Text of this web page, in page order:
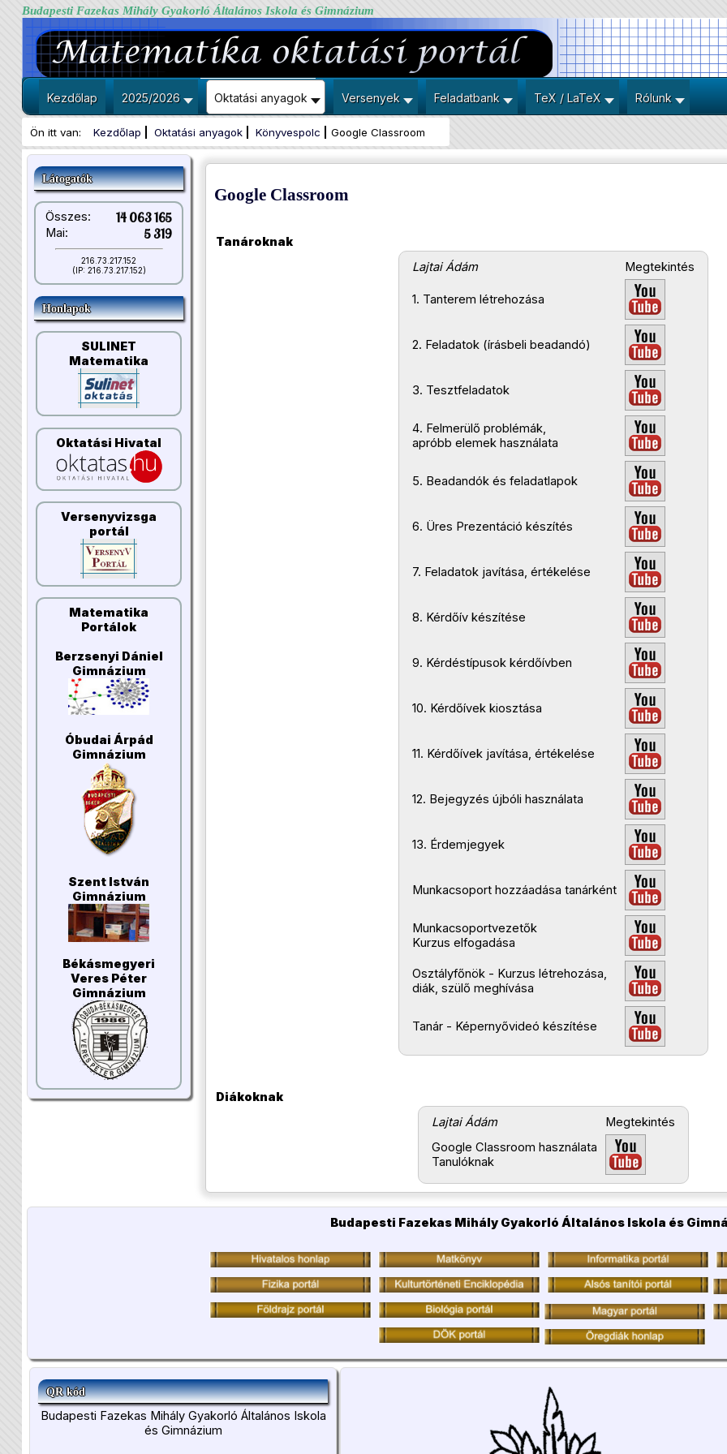
Budapesti Fazekas Mihály Gyakorló Általános Iskola és Gimnázium
Kezdőlap 2025/2026 Oktatási anyagok Versenyek Feladatbank TeX / LaTeX Rólunk
Ön itt van: Kezdőlap Oktatási anyagok Könyvespolc Google Classroom
Látogatók
Összes: 14 063 165
Mai: 5 319
216.73.217.152
(IP: 216.73.217.152)
Honlapok
SULINET
Matematika
Oktatási Hivatal
Versenyvizsga
portál
Matematika
Portálok
Berzsenyi Dániel
Gimnázium
Óbudai Árpád
Gimnázium
Szent István
Gimnázium
Békásmegyeri
Veres Péter
Gimnázium
Google Classroom
Tanároknak
Lajtai Ádám
Megtekintés
1. Tanterem létrehozása
2. Feladatok (írásbeli beadandó)
3. Tesztfeladatok
4. Felmerülő problémák,
apróbb elemek használata
5. Beadandók és feladatlapok
6. Üres Prezentáció készítés
7. Feladatok javítása, értékelése
8. Kérdőív készítése
9. Kérdéstípusok kérdőívben
10. Kérdőívek kiosztása
11. Kérdőívek javítása, értékelése
12. Bejegyzés újbóli használata
13. Érdemjegyek
Munkacsoport hozzáadása tanárként
Munkacsoportvezetők
Kurzus elfogadása
Osztályfőnök - Kurzus létrehozása,
diák, szülő meghívása
Tanár - Képernyővideó készítése
Diákoknak
Lajtai Ádám
Megtekintés
Google Classroom használata
Tanulóknak
Budapesti Fazekas Mihály Gyakorló Általános Iskola és
QR kód
Budapesti Fazekas Mihály Gyakorló Általános Iskola
és Gimnázium